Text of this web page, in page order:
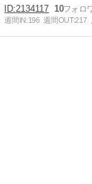
2134117 10
週間IN:196 週間OUT:217